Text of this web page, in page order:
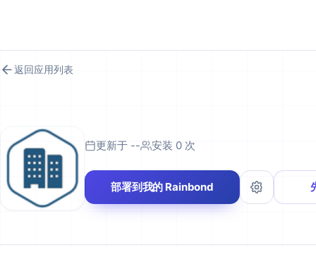
返回应用列表
更新于 -- 安装 0 次
部署到我的 Rainbond